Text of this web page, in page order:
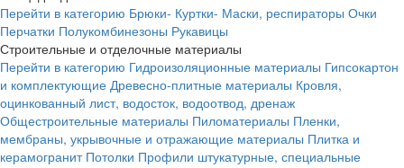
Перейти в категорию Брюки- Куртки- Маски, респираторы Очки
Перчатки Полукомбинезоны Рукавицы
Строительные и отделочные материалы
Перейти в категорию Гидроизоляционные материалы Гипсокартон
и комплектующие Древесно-плитные материалы Кровля,
оцинкованный лист, водосток, водоотвод, дренаж
Общестроительные материалы Пиломатериалы Пленки,
мембраны, укрывочные и отражающие материалы Плитка и
керамогранит Потолки Профили штукатурные, специальные